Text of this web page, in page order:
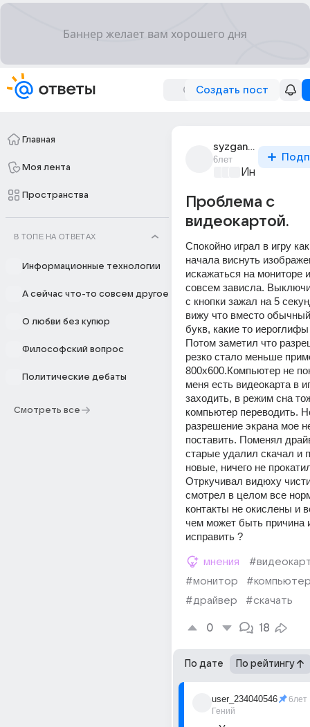
Создать пост
Главная
Моя лента
Пространства
В ТОПЕ НА ОТВЕТАХ
Информационные технологии
А сейчас что-то совсем другое
О любви без купюр
Философский вопрос
Политические дебаты
Смотреть все
syzgan_1
6лет
Проблема с
видеокартой.
Спокойно играл в игру
начала виснуть
искажаться на мониторе
совсем зависла.
с кнопки зажал на 5
вижу что вместо
букв, какие то
Потом заметил что
резко стало меньше
800x600.Компьютер не
меня есть видеокарта в
заходить, в режим сна
компьютер переводить.
разрешение экрана мое
поставить. Поменял
старые удалил скачал и
новые, ничего не
Отркучивал видюху
смотрел в целом все
контакты не окислены и
чем может быть причина
исправить ?
мнения
#монитор
#драйвер
#скачать
0 18
По дате По рейтингу
user_234040546
Гений
6лет